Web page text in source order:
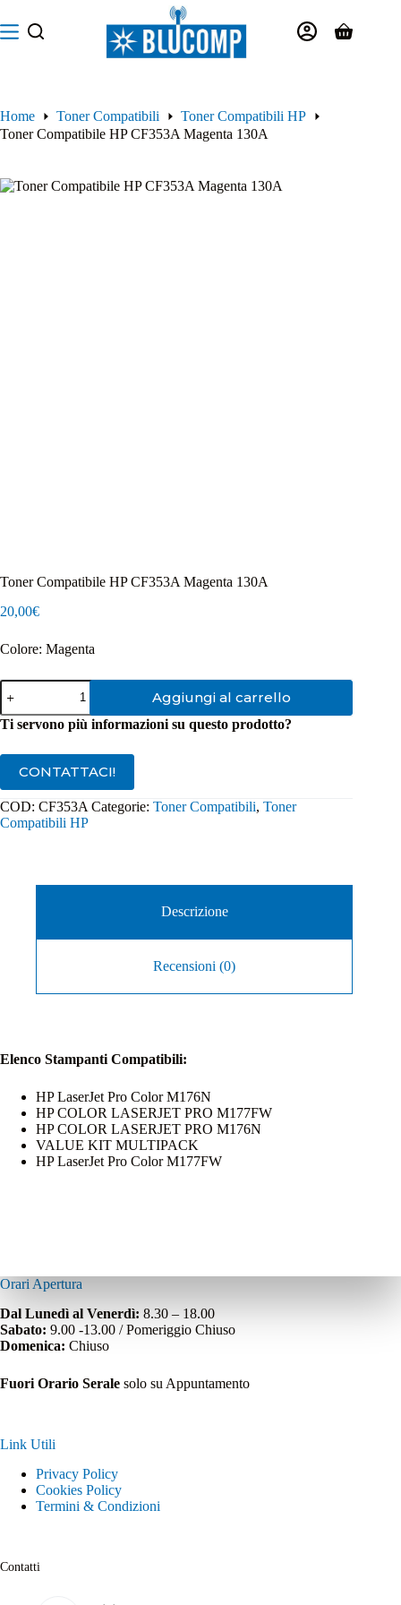
al
contenuto
Carrello
Home Toner Compatibili
Toner Compatibili HP
Toner Compatibile HP CF353A Magenta 130A
Toner Compatibile HP CF353A Magenta 130A
20,00€
Colore: Magenta
Toner
Compatibile
HP
CF353A
quantità
Aggiungi al carrello
Ti servono più informazioni su questo prodotto?
CONTATTACI!
COD: CF353A Categorie: Toner Compatibili, Toner
Compatibili HP
Descrizione
Recensioni (0)
Elenco Stampanti Compatibili:
HP LaserJet Pro Color M176N
HP COLOR LASERJET PRO M177FW
HP COLOR LASERJET PRO M176N
VALUE KIT MULTIPACK
HP LaserJet Pro Color M177FW
Orari Apertura
Dal Lunedì al Venerdì: 8.30 – 18.00
Sabato: 9.00 -13.00 / Pomeriggio Chiuso
Domenica: Chiuso
Fuori Orario Serale solo su Appuntamento
Link Utili
Privacy Policy
Cookies Policy
Termini & Condizioni
Contatti